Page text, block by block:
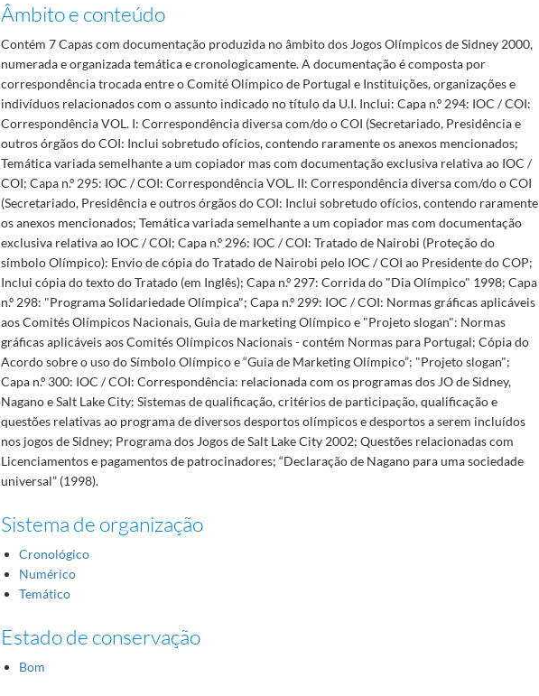
Âmbito e conteúdo
Contém 7 Capas com documentação produzida no âmbito dos Jogos Olímpicos de Sidney 2000,
numerada e organizada temática e cronologicamente. A documentação é composta por
correspondência trocada entre o Comité Olímpico de Portugal e Instituições, organizações e
indivíduos relacionados com o assunto indicado no título da U.I. Inclui: Capa n.º 294: IOC / COI:
Correspondência VOL. I: Correspondência diversa com/do o COI (Secretariado, Presidência e
outros órgãos do COI: Inclui sobretudo ofícios, contendo raramente os anexos mencionados;
Temática variada semelhante a um copiador mas com documentação exclusiva relativa ao IOC /
COI; Capa n.º 295: IOC / COI: Correspondência VOL. II: Correspondência diversa com/do o COI
(Secretariado, Presidência e outros órgãos do COI: Inclui sobretudo ofícios, contendo raramente
os anexos mencionados; Temática variada semelhante a um copiador mas com documentação
exclusiva relativa ao IOC / COI; Capa n.º 296: IOC / COI: Tratado de Nairobi (Proteção do
símbolo Olímpico): Envio de cópia do Tratado de Nairobi pelo IOC / COI ao Presidente do COP;
Inclui cópia do texto do Tratado (em Inglês); Capa n.º 297: Corrida do "Dia Olímpico" 1998; Capa
n.º 298: "Programa Solidariedade Olímpica"; Capa n.º 299: IOC / COI: Normas gráficas aplicáveis
aos Comités Olímpicos Nacionais, Guia de marketing Olímpico e "Projeto slogan": Normas
gráficas aplicáveis aos Comités Olímpicos Nacionais - contém Normas para Portugal; Cópia do
Acordo sobre o uso do Símbolo Olímpico e “Guia de Marketing Olímpico”; "Projeto slogan";
Capa n.º 300: IOC / COI: Correspondência: relacionada com os programas dos JO de Sidney,
Nagano e Salt Lake City: Sistemas de qualificação, critérios de participação, qualificação e
questões relativas ao programa de diversos desportos olímpicos e desportos a serem incluídos
nos jogos de Sidney; Programa dos Jogos de Salt Lake City 2002; Questões relacionadas com
Licenciamentos e pagamentos de patrocinadores; “Declaração de Nagano para uma sociedade
universal” (1998).
Sistema de organização
Cronológico
Numérico
Temático
Estado de conservação
Bom